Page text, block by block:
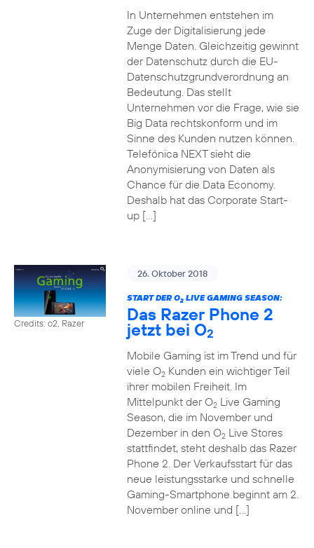
In Unternehmen entstehen im
Zuge der Digitalisierung jede
Menge Daten. Gleichzeitig gewinnt
der Datenschutz durch die EU-
Datenschutzgrundverordnung an
Bedeutung. Das stellt
Unternehmen vor die Frage, wie sie
Big Data rechtskonform und im
Sinne des Kunden nutzen können.
Telefónica NEXT sieht die
Anonymisierung von Daten als
Chance für die Data Economy.
Deshalb hat das Corporate Start-
up […]
Credits: o2, Razer
26. Oktober 2018
START DER O2LIVE GAMING SEASON:
Das Razer Phone 2
jetzt bei O2
Mobile Gaming ist im Trend und für
viele O2Kunden ein wichtiger Teil
ihrer mobilen Freiheit. Im
Mittelpunkt der O2Live Gaming
Season, die im November und
Dezember in den O2Live Stores
stattfindet, steht deshalb das Razer
Phone 2. Der Verkaufsstart für das
neue leistungsstarke und schnelle
Gaming-Smartphone beginnt am 2.
November online und […]